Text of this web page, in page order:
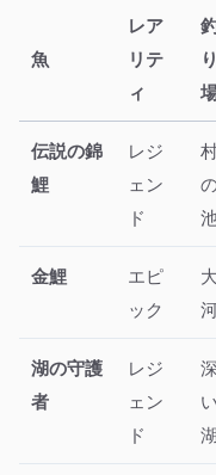
魚
レア
リテ
ィ
り
伝説の錦
鯉
レジ
ェン
ド
金鯉
エピ
ック
大
湖の守護
者
レジ
ェン
ド
深
い
湖